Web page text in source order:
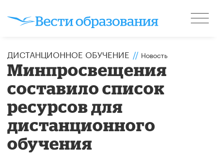
ДИСТАНЦИОННОЕ ОБУЧЕНИЕ // Новость
Минпросвещения
составило список
ресурсов для
дистанционного
обучения